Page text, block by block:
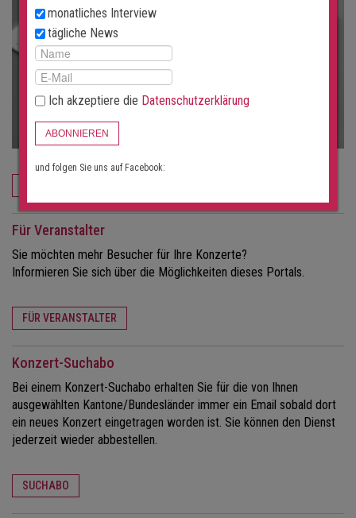
Für Veranstalter
Sie möchten mehr Besucher für Ihre Konzerte?
Informieren Sie sich über die Möglichkeiten dieses Portals.
FÜR VERANSTALTER
Konzert-Suchabo
Bei einem Konzert-Suchabo erhalten Sie für die von Ihnen
ausgewählten Kantone/Bundesländer immer ein Email sobald dort
ein neues Konzert eingetragen worden ist. Sie können den Dienst
jederzeit wieder abbestellen.
SUCHABO
monatliches Interview
tägliche News
Ich akzeptiere die Datenschutzerklärung
ABONNIEREN
und folgen Sie uns auf Facebook: